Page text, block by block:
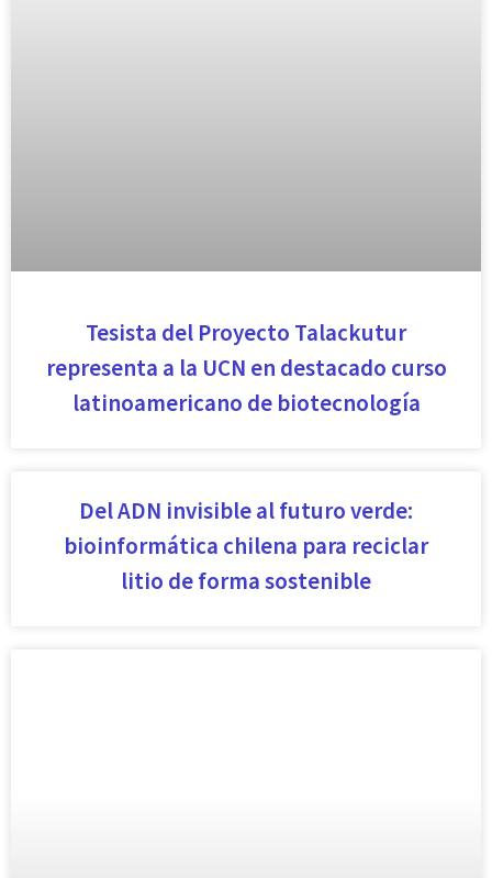
Tesista del Proyecto Talackutur
representa a la UCN en destacado curso
latinoamericano de biotecnología
Del ADN invisible al futuro verde:
bioinformática chilena para reciclar
litio de forma sostenible